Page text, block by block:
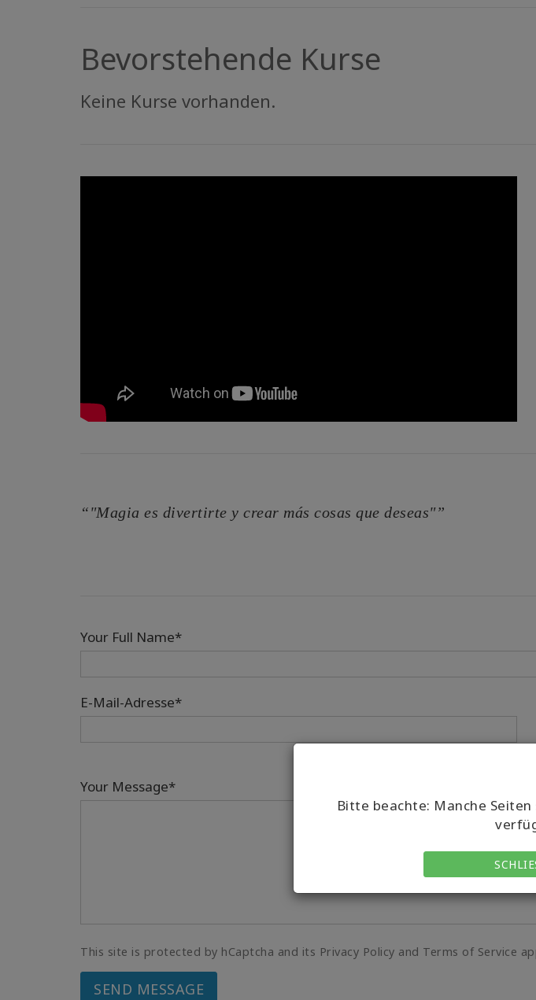
Bitte beachte: Manche
Bevorstehende Kurse
Keine Kurse vorhanden.
“"Magia es divertirte y crear más cosas que deseas"”
Your Full Name*
E-Mail-Adresse*
Your Message*
This site is protected by hCaptcha and its Privacy Policy and Terms of Service
SEND MESSAGE